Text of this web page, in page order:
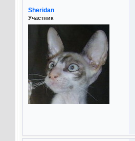
Sheridan
Участник